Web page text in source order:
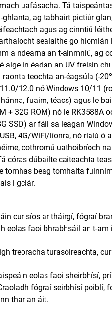
uafásacha. Tá
ag tabhairt pictiúr
agus ag cinntiú
sealaithe go
a ndearna an t-ainmniú, ag
aige in éadan an UV freisin
raonta teochta an-éagsúla (-
12.0 nó Windows 10/11
fuaim, téacs) agus le
+ 32G ROM) nó le RK3588A
SSD) ar fáil sa leagan
4G/WiFi/líonra, nó rialú ó
cothromú uathoibríoch
córas dúbailte caiteachta
tomhas beag tomhalta
i gclár.
cur síos ar tháirgí, fógraí
eolas faoi bhrabhsáil an t-
treoracha turasóireachta,
eolas faoi sheirbhísí,
fógraí seirbhísí poiblí,
thar an áit.